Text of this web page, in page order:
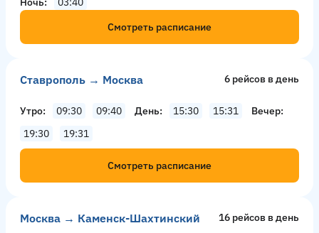
Смотреть расписание
Ставрополь → Москва 6 рейсов в день
Утро 09:30 09:40 День 15:30 15:31
Вечер
19:30
19:31
Смотреть расписание
Москва → Каменск-Шахтинский 16 рейсов в день